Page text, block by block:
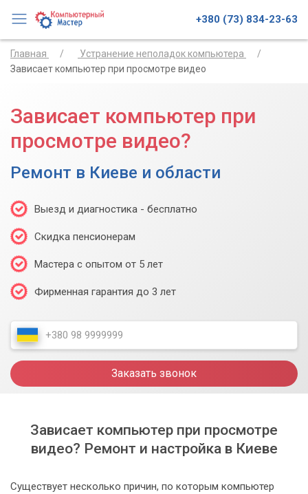
+380 (73) 834-23-63
Главная
Устранение неполадок компьютера
Зависает компьютер при просмотре видео
Зависает компьютер при
просмотре видео?
Ремонт в Киеве и области
Выезд и диагностика - бесплатно
Скидка пенсионерам
Мастера с опытом от 5 лет
Фирменная гарантия до 3 лет
Заказать звонок
Зависает компьютер при просмотре
видео? Ремонт и настройка в Киеве
Существует несколько причин, по которым компьютер